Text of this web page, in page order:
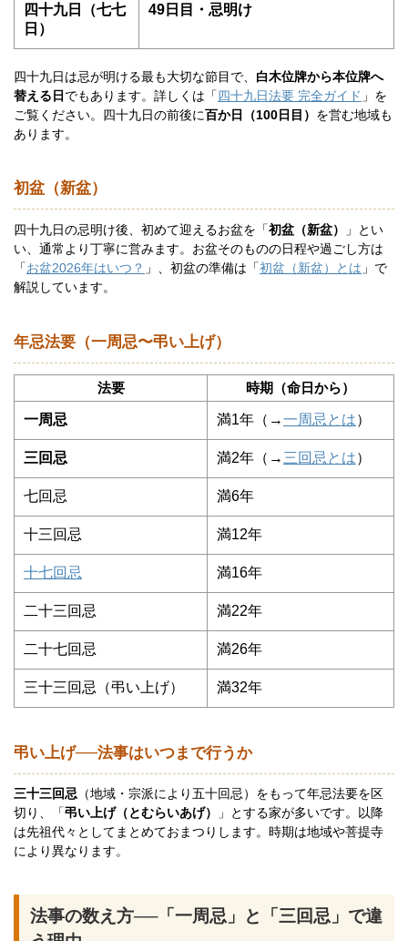
四十九日（七七
日）
49日目・忌明け
四十九日は忌が明ける最も大切な節目で、 白木位牌から本位牌へ
替える日でもあります。詳しくは「四十九日法要 完全ガイド 」を
ご覧ください。四十九日の前後に百か日（100日目） を営む地域も
あります。
初盆（新盆）
四十九日の忌明け後、初めて迎えるお盆を「初盆（新盆）
」とい
い、通常より丁寧に営みます。お盆そのものの日程や過ごし方は
「お盆2026年はいつ？ 」、初盆の準備は「初盆（新盆）とは 」で
解説しています。
年忌法要（一周忌〜弔い上げ）
法要 時期（命日から）
一周忌 満1年（→一周忌とは）
三回忌 満2年（→ 三回忌とは）
七回忌 満6年
十三回忌 満12年
十七回忌 満16年
二十三回忌 満22年
二十七回忌 満26年
三十三回忌（弔い上げ） 満32年
弔い上げ──法事はいつまで行うか
三十三回忌 （地域・宗派により五十回忌）をもって年忌法要を区
切り、「弔い上げ（とむらいあげ）
」とする家が多いです。以降
は先祖代々としてまとめておまつりします。時期は地域や菩提寺
により異なります。
法事の数え方──「一周忌」と「三回忌」で違